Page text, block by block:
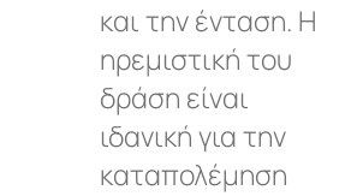
και την ένταση. Η
ηρεμιστική του
δράση είναι
ιδανική για την
καταπολέμηση